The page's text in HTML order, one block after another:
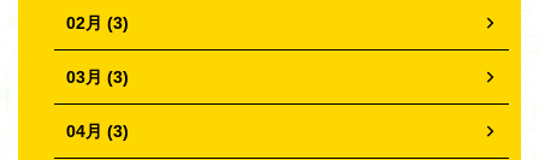
02月 (3)
03月 (3)
04月 (3)